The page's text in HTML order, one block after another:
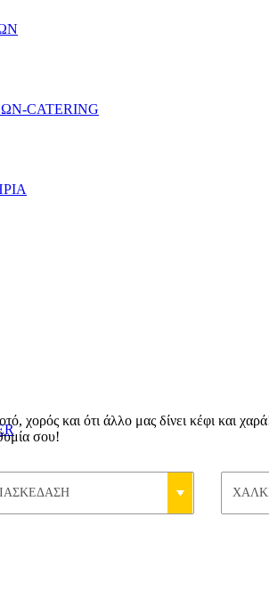
CATERING
χορός και ότι άλλο μας δίνει κέφι και
σου!